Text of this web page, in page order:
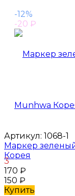
-12%
-20 ₽
Артикул: 1068-1
Маркер
Корея
3
170 ₽
150 ₽
Купить